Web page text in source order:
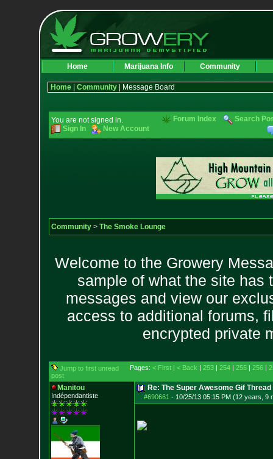
Home Marijuana Info Community
Home| Community| Message Board
You are not signed in.
Sign In
New Account
Forum Index Search
Community> The Smoke Lounge
Welcome to the Growery
sample of what the site has
messages and view our
access to additional forums,
encrypted private
Jump to first unread
post
Pages: < First| < Back | 253| 254| 255| 256|
Manitou
Indépendantiste
Re: The Super Awesome Gif Thread
#690661 - 10/25/13 05:15 PM (12 years, 9